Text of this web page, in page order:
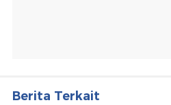
Berita Terkait